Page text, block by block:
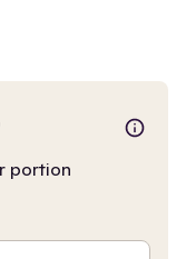
portion